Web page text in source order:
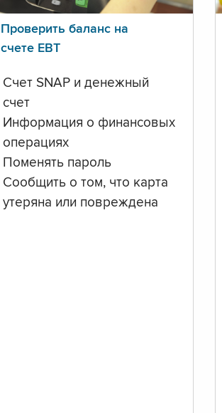
Проверить баланс на
счете ЕВТ
Счет SNAP и денежный
счет
Информация о финансовых
операциях
Поменять пароль
Сообщить о том, что карта
утеряна или повреждена